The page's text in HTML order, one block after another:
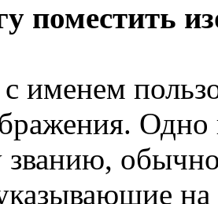
поместить
именем
обычно